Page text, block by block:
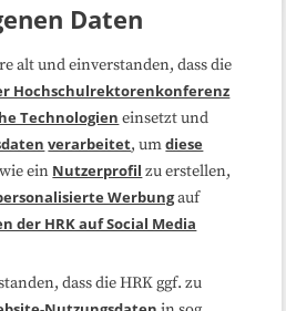
FAQ
Kooperationen
Impressum
Daten
alt und einverstanden, dass die
Hochschulrektorenkonferenz
Technologien einsetzt und
verarbeitet, umdiese
ein Nutzerprofil zu erstellen,
Werbungauf
der HRK auf Social Media
dass die HRK ggf. zu